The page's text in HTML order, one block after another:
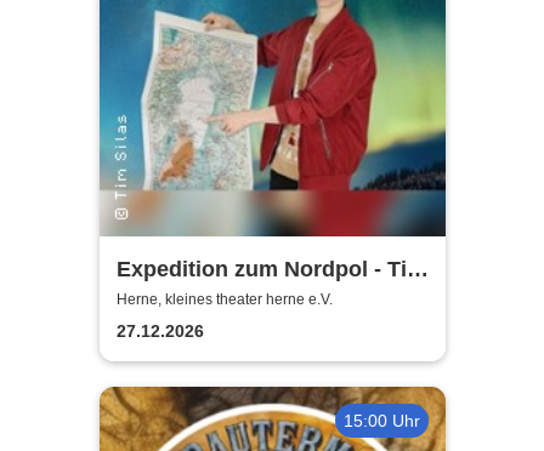
Expedition zum Nordpol - Tim
Silas "Die magische Familien-
Weihnachtsshow"
Herne, kleines theater herne e.V.
27.12.2026
15:00 Uhr